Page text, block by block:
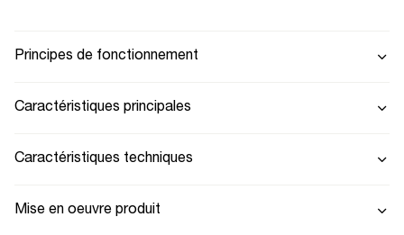
Principes de fonctionnement
Caractéristiques principales
Caractéristiques techniques
Mise en oeuvre produit